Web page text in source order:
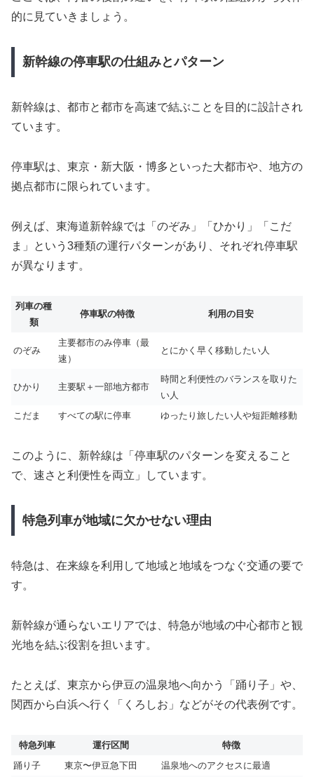
的に見ていきましょう。
新幹線の停車駅の仕組みとパターン
新幹線は、都市と都市を高速で結ぶことを目的に設計され
ています。
停車駅は、東京・新大阪・博多といった大都市や、地方の
拠点都市に限られています。
例えば、東海道新幹線では「のぞみ」「ひかり」「こだ
ま」という3種類の運行パターンがあり、それぞれ停車駅
が異なります。
列車の種
類
停車駅の特徴 利用の目安
のぞみ
主要都市のみ停車（最
速）
とにかく早く移動したい人
ひかり 主要駅＋一部地方都市
時間と利便性のバランスを取りた
い人
こだま
すべての駅に停車 ゆったり旅したい人や短距離移動
このように、新幹線は「停車駅のパターンを変えること
で、速さと利便性を両立」しています。
特急列車が地域に欠かせない理由
特急は、在来線を利用して地域と地域をつなぐ交通の要で
す。
新幹線が通らないエリアでは、特急が地域の中心都市と観
光地を結ぶ役割を担います。
たとえば、東京から伊豆の温泉地へ向かう「踊り子」や、
関西から白浜へ行く「くろしお」などがその代表例です。
特急列車 運行区間
特徴
踊り子
東京〜伊豆急下田
温泉地へのアクセスに最適